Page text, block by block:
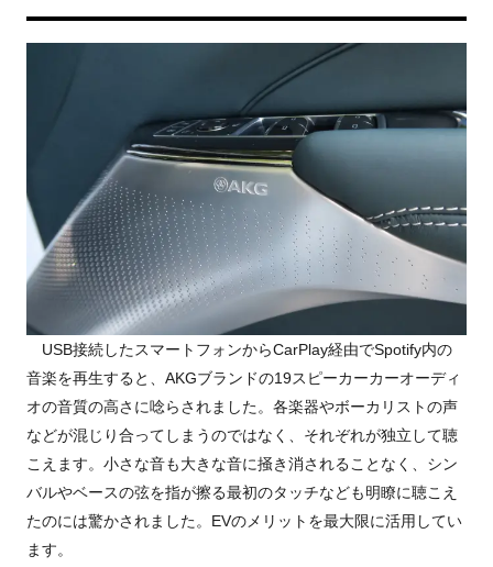
USB接続したスマートフォンからCarPlay経由でSpotify内の
音楽を再生すると、AKGブランドの19スピーカーカーオーディ
オの音質の高さに唸らされました。各楽器やボーカリストの声
などが混じり合ってしまうのではなく、それぞれが独立して聴
こえます。小さな音も大きな音に掻き消されることなく、シン
バルやベースの弦を指が擦る最初のタッチなども明瞭に聴こえ
たのには驚かされました。EVのメリットを最大限に活用してい
ます。